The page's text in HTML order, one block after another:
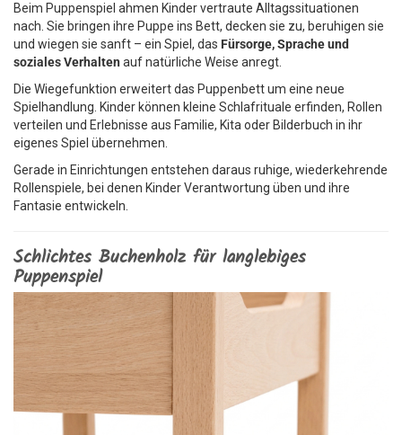
Beim Puppenspiel ahmen Kinder vertraute Alltagssituationen
nach. Sie bringen ihre Puppe ins Bett, decken sie zu, beruhigen sie
und wiegen sie sanft – ein Spiel, das Fürsorge, Sprache und
soziales Verhalten auf natürliche Weise anregt.
Die Wiegefunktion erweitert das Puppenbett um eine neue
Spielhandlung. Kinder können kleine Schlafrituale erfinden, Rollen
verteilen und Erlebnisse aus Familie, Kita oder Bilderbuch in ihr
eigenes Spiel übernehmen.
Gerade in Einrichtungen entstehen daraus ruhige, wiederkehrende
Rollenspiele, bei denen Kinder Verantwortung üben und ihre
Fantasie entwickeln.
Schlichtes Buchenholz für langlebiges
Puppenspiel